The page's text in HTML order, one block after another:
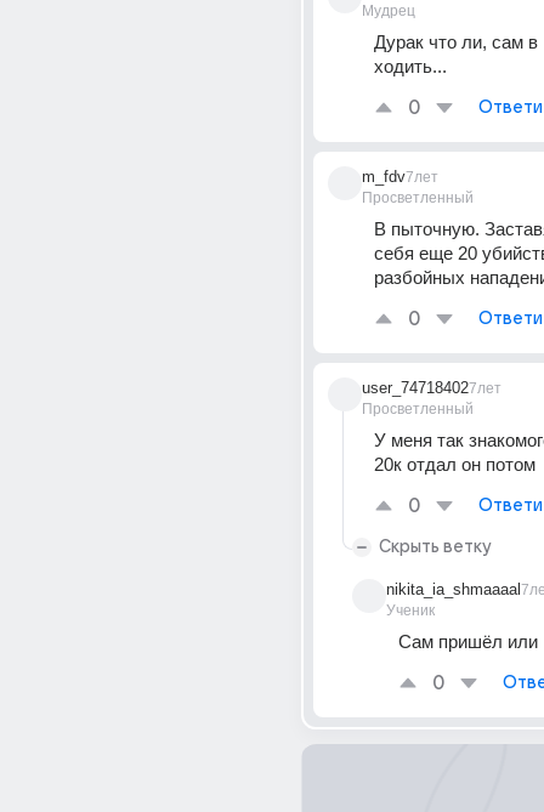
Мудрец
Дурак что ли, сам
ходить...
0
m_fdv
Просветленный
7лет
В пыточную.
себя еще 20
разбойных
0
user_74718402
Просветленный
7лет
У меня так
20к отдал он потом
0
Скрыть ветку
nikita_ia_shmaaaal
Ученик
Сам пришёл или
0